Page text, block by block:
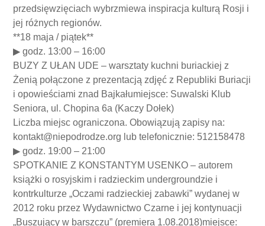
przedsięwzięciach wybrzmiewa inspiracja kulturą Rosji i
jej różnych regionów.
**18 maja / piątek**
▶ godz. 13:00 – 16:00
BUZY Z UŁAN UDE – warsztaty kuchni buriackiej z
Żenią połączone z prezentacją zdjęć z Republiki Buriacji
i opowieściami znad Bajkałumiejsce: Suwalski Klub
Seniora, ul. Chopina 6a (Kaczy Dołek)
Liczba miejsc ograniczona. Obowiązują zapisy na:
kontakt@niepodrodze.org lub telefonicznie: 512158478
▶ godz. 19:00 – 21:00
SPOTKANIE Z KONSTANTYM USENKO – autorem
książki o rosyjskim i radzieckim undergroundzie i
kontrkulturze „Oczami radzieckiej zabawki” wydanej w
2012 roku przez Wydawnictwo Czarne i jej kontynuacji
„Buszujący w barszczu” (premiera 1.08.2018)miejsce: